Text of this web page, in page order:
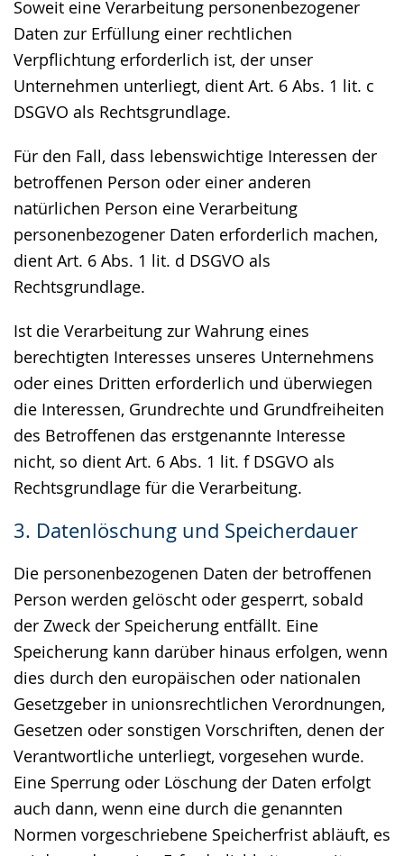
Soweit eine Verarbeitung personenbezogener
Daten zur Erfüllung einer rechtlichen
Verpflichtung erforderlich ist, der unser
Unternehmen unterliegt, dient Art. 6 Abs. 1 lit. c
DSGVO als Rechtsgrundlage.
Für den Fall, dass lebenswichtige Interessen der
betroffenen Person oder einer anderen
natürlichen Person eine Verarbeitung
personenbezogener Daten erforderlich machen,
dient Art. 6 Abs. 1 lit. d DSGVO als
Rechtsgrundlage.
Ist die Verarbeitung zur Wahrung eines
berechtigten Interesses unseres Unternehmens
oder eines Dritten erforderlich und überwiegen
die Interessen, Grundrechte und Grundfreiheiten
des Betroffenen das erstgenannte Interesse
nicht, so dient Art. 6 Abs. 1 lit. f DSGVO als
Rechtsgrundlage für die Verarbeitung.
3. Datenlöschung und Speicherdauer
Die personenbezogenen Daten der betroffenen
Person werden gelöscht oder gesperrt, sobald
der Zweck der Speicherung entfällt. Eine
Speicherung kann darüber hinaus erfolgen, wenn
dies durch den europäischen oder nationalen
Gesetzgeber in unionsrechtlichen Verordnungen,
Gesetzen oder sonstigen Vorschriften, denen der
Verantwortliche unterliegt, vorgesehen wurde.
Eine Sperrung oder Löschung der Daten erfolgt
auch dann, wenn eine durch die genannten
Normen vorgeschriebene Speicherfrist abläuft, es